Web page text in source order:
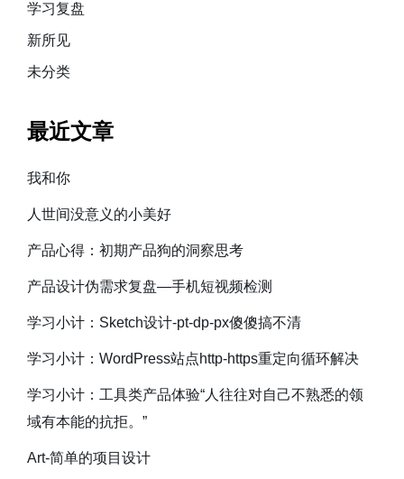
学习复盘
新所见
未分类
最近文章
我和你
人世间没意义的小美好
产品心得：初期产品狗的洞察思考
产品设计伪需求复盘—手机短视频检测
学习小计：Sketch设计-pt-dp-px傻傻搞不清
学习小计：WordPress站点http-https重定向循环解决
学习小计：工具类产品体验“人往往对自己不熟悉的领
域有本能的抗拒。”
Art-简单的项目设计